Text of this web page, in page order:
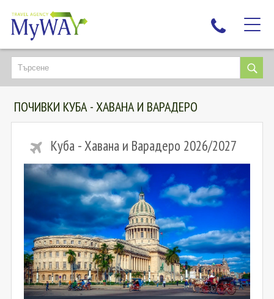
НАЙ-ТЪРСЕНИ
ДЕСТИНАЦИИ
ЕКЗОТИЧНИ ПОЧИВКИ
КРУИЗИ
НОВА ГОДИНА
ПЪТУВАЙТЕ С ДЕЦА
ЗА НАС
КОНТАКТИ
ПОЧИВКИ КУБА - ХАВАНА И ВАРАДЕРО
Куба - Хавана и Варадеро 2026/2027